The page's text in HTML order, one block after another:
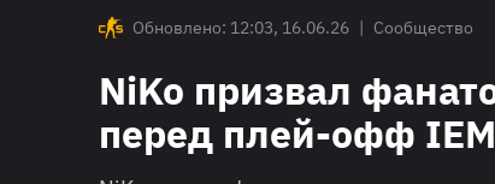
Обновлено: 12:03, 16.06.26 | Сообщество
NiKo призвал
перед плей-офф